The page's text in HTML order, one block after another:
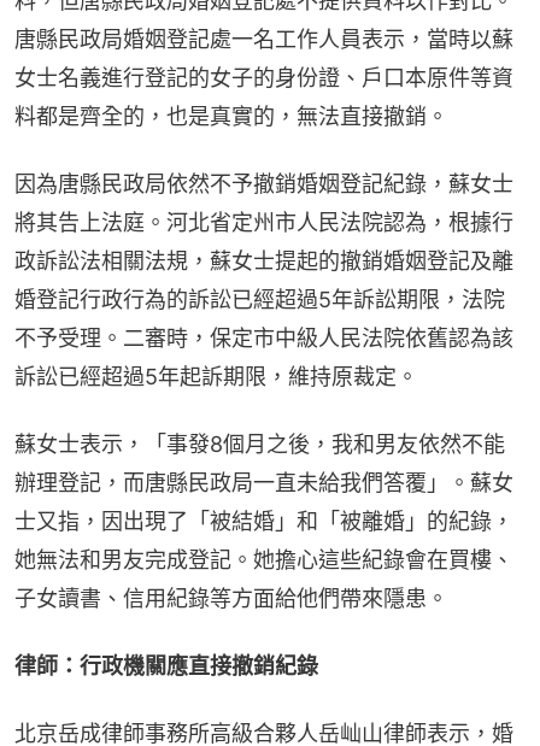
唐縣民政局婚姻登記處一名工作人員表示，當時以蘇
女士名義進行登記的女子的身份證、戶口本原件等資
料都是齊全的，也是真實的，無法直接撤銷。
因為唐縣民政局依然不予撤銷婚姻登記紀錄，蘇女士
將其告上法庭。河北省定州市人民法院認為，根據行
政訴訟法相關法規，蘇女士提起的撤銷婚姻登記及離
婚登記行政行為的訴訟已經超過5年訴訟期限，法院
不予受理。二審時，保定市中級人民法院依舊認為該
訴訟已經超過5年起訴期限，維持原裁定。
蘇女士表示，「事發8個月之後，我和男友依然不能
辦理登記，而唐縣民政局一直未給我們答覆」。蘇女
士又指，因出現了「被結婚」和「被離婚」的紀錄，
她無法和男友完成登記。她擔心這些紀錄會在買樓、
子女讀書、信用紀錄等方面給他們帶來隱患。
律師：行政機關應直接撤銷紀錄
北京岳成律師事務所高級合夥人岳屾山律師表示，婚